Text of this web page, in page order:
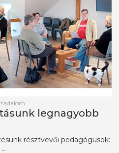
legnagyobb
résztvevői pedagógusok: